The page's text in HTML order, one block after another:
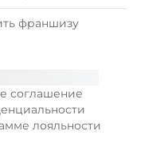
соглашение
лояльности
франшизу